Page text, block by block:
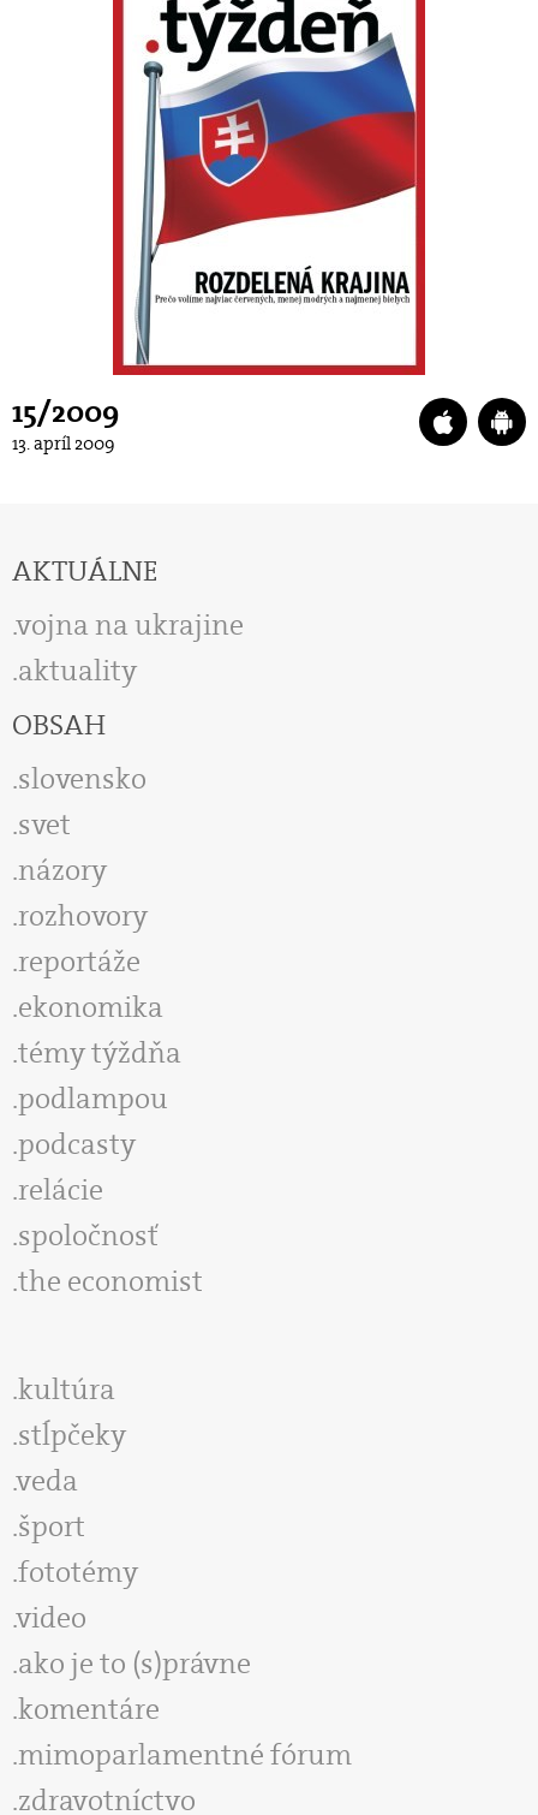
15/2009
13. apríl 2009
AKTUÁLNE
vojna na ukrajine
aktuality
OBSAH
slovensko
svet
názory
rozhovory
reportáže
ekonomika
témy týždňa
podlampou
podcasty
relácie
spoločnosť
the economist
kultúra
stĺpčeky
veda
šport
fototémy
video
ako je to (s)právne
komentáre
mimoparlamentné fórum
zdravotníctvo